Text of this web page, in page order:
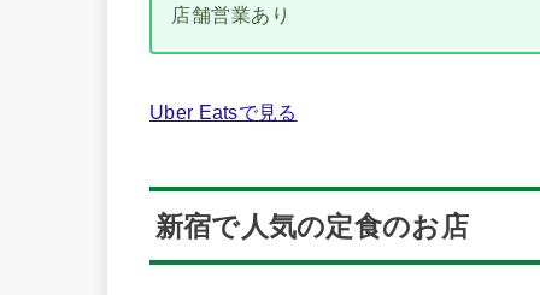
店舗営業あり
Uber Eatsで見る
新宿で人気の定食のお店